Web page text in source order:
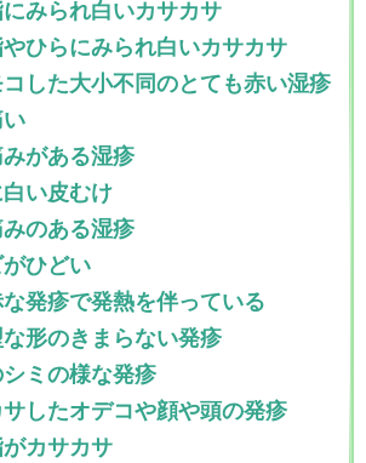
にみられ白いカサカサ
ひらにみられ白いカサカサ
した大小不同のとても赤い湿疹
い
がある湿疹
い皮むけ
みのある湿疹
ひどい
な発疹で発熱を伴っている
形のきまらない発疹
ミの様な発疹
サしたオデコや顔や頭の発疹
カサカサ